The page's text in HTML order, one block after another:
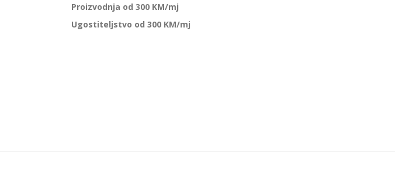
Proizvodnja od 300 KM/mj
Ugostiteljstvo od 300 KM/mj